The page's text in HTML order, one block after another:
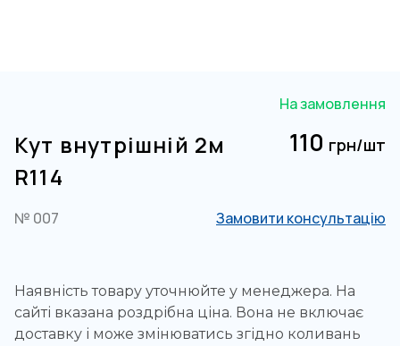
На замовлення
Кут внутрішній 2м
R114
110 грн/шт
№ 007 Замовити консультацію
Наявність товару уточнюйте у менеджера. На
сайті вказана роздрібна ціна. Вона не включає
доставку і може змінюватись згідно коливань